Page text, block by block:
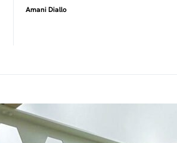
Amani Diallo